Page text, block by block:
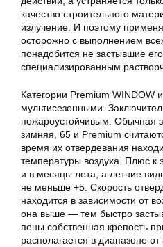
качество строительного
излучение. И поэтому
осторожно с выполнением
понадобится не застывшие
специализированным
Категории Premium WINDOW
мультисезонными.
пожароустойчивым. Обычная
зимняя, 65 и Premium
время их отвердевания
температуры воздуха. Плюс к
и в месяцы лета, а летние
не меньше +5. Скорость
находится в зависимости от
она выше — тем быстро
пены собственная крепость
располагается в диапазоне